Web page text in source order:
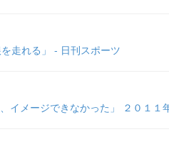
走れる」 - 日刊スポーツ
イメージできなかった」 ２０１１